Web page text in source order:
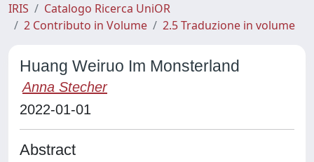
IRIS
Catalogo Ricerca UniOR
2 Contributo in Volume
2.5 Traduzione in volume
Huang Weiruo Im Monsterland
Anna Stecher
2022-01-01
Abstract